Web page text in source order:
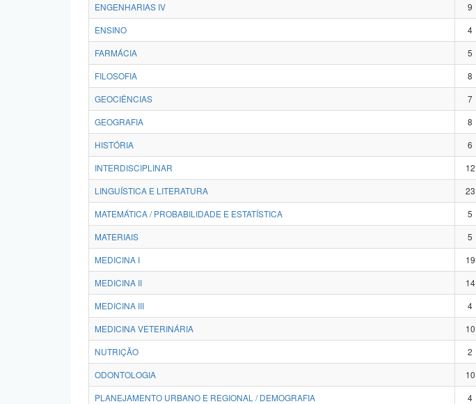
ENGENHARIAS IV
9
ENSINO
4
FARMÁCIA
5
FILOSOFIA
8
GEOCIÊNCIAS
7
GEOGRAFIA
8
HISTÓRIA
6
INTERDISCIPLINAR
12
LINGUÍSTICA E LITERATURA
23
MATEMÁTICA / PROBABILIDADE E ESTATÍSTICA
5
MATERIAIS
5
MEDICINA I
19
MEDICINA II
14
MEDICINA III
4
MEDICINA VETERINÁRIA
10
NUTRIÇÃO
2
ODONTOLOGIA
10
PLANEJAMENTO URBANO E REGIONAL / DEMOGRAFIA
4